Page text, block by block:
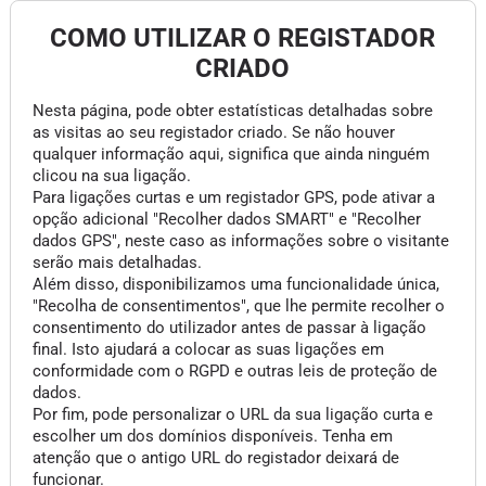
COMO UTILIZAR O REGISTADOR
CRIADO
Nesta página, pode obter estatísticas detalhadas sobre
as visitas ao seu registador criado. Se não houver
qualquer informação aqui, significa que ainda ninguém
clicou na sua ligação.
Para ligações curtas e um registador GPS, pode ativar a
opção adicional "Recolher dados SMART" e "Recolher
dados GPS", neste caso as informações sobre o visitante
serão mais detalhadas.
Além disso, disponibilizamos uma funcionalidade única,
"Recolha de consentimentos", que lhe permite recolher o
consentimento do utilizador antes de passar à ligação
final. Isto ajudará a colocar as suas ligações em
conformidade com o RGPD e outras leis de proteção de
dados.
Por fim, pode personalizar o URL da sua ligação curta e
escolher um dos domínios disponíveis. Tenha em
atenção que o antigo URL do registador deixará de
funcionar.